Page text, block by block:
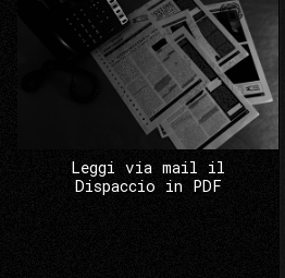
Leggi via mail il
Dispaccio in PDF